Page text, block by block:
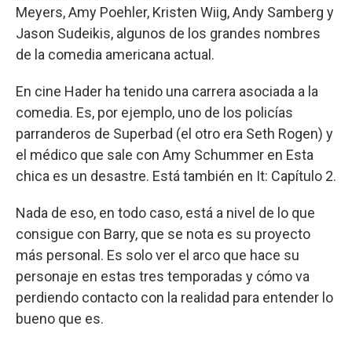
Meyers, Amy Poehler, Kristen Wiig, Andy Samberg y
Jason Sudeikis, algunos de los grandes nombres
de la comedia americana actual.
En cine Hader ha tenido una carrera asociada a la
comedia. Es, por ejemplo, uno de los policías
parranderos de Superbad (el otro era Seth Rogen) y
el médico que sale con Amy Schummer en Esta
chica es un desastre. Está también en It: Capítulo 2.
Nada de eso, en todo caso, está a nivel de lo que
consigue con Barry, que se nota es su proyecto
más personal. Es solo ver el arco que hace su
personaje en estas tres temporadas y cómo va
perdiendo contacto con la realidad para entender lo
bueno que es.